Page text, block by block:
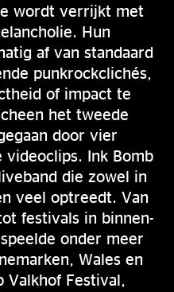
wordt verrijkt met
Hun
af van standaard
punkrockclichés,
of impact te
het tweede
door vier
videoclips. Ink Bomb
die zowel in
veel optreedt. Van
festivals in binnen-
onder meer
Wales en
Valkhof Festival,